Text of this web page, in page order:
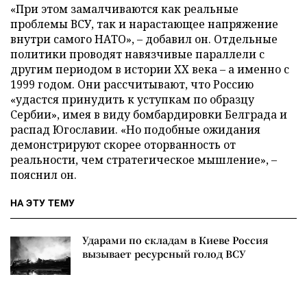
«При этом замалчиваются как реальные
проблемы ВСУ, так и нарастающее напряжение
внутри самого НАТО», – добавил он. Отдельные
политики проводят навязчивые параллели с
другим периодом в истории XX века – а именно с
1999 годом. Они рассчитывают, что Россию
«удастся принудить к уступкам по образцу
Сербии», имея в виду бомбардировки Белграда и
распад Югославии. «Но подобные ожидания
демонстрируют скорее оторванность от
реальности, чем стратегическое мышление», –
пояснил он.
НА ЭТУ ТЕМУ
Ударами по складам в Киеве Россия
вызывает ресурсный голод ВСУ